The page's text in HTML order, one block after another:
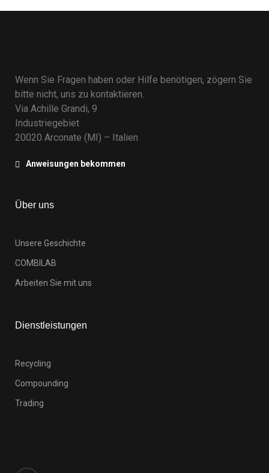
Wenn Sie Fragen haben oder Hilfe benötigen, zögern Sie
bitte nicht, uns zu kontaktieren.
Via Achille Grandi, 9
Industriegebiet
20020 Arconate (MI) – Italien
Anweisungen bekommen
Über uns
Unsere Geschichte
COMBILAB
Arbeiten Sie mit uns
Dienstleistungen
Recycling
Compounding
Trading